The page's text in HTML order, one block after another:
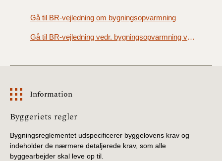
Gå til BR-vejledning om bygningsopvarmning
Gå til BR-vejledning vedr. bygningsopvarmning ved væsentlige ombygninger og forandringer
Information
Information
Byggeriets regler
Bygningsreglementet udspecificerer byggelovens krav og
indeholder de nærmere detaljerede krav, som alle
byggearbejder skal leve op til.